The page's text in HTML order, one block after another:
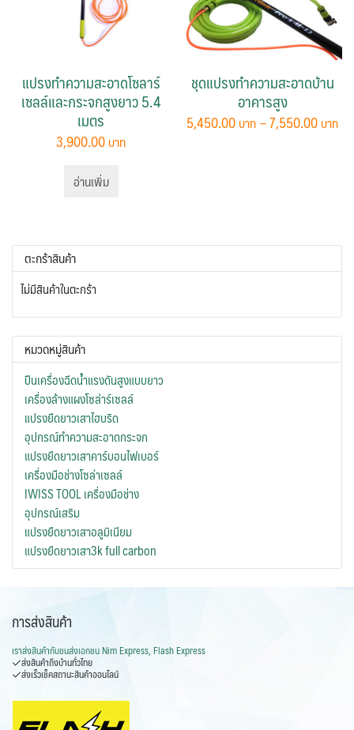
แปรงทำความสะอาดโซลาร์
เซลล์และกระจกสูงยาว 5.4
เมตร
3,900.00
อ่านเพิ่ม
ชุดแปรงทำความสะอาดบ้าน
อาคารสูง
5,450.00 –7,550.00
The
options
the
ตะกร้าสินค้า
ไม่มีสินค้าในตะกร้า
หมวดหมู่สินค้า
ปืนเครื่องฉีดน้ำแรงดันสูงแบบยาว
เครื่องล้างแผงโซล่าร์เซลล์
แปรงยืดยาวเสาไฮบริด
อุปกรณ์ทำความสะอาดกระจก
แปรงยืดยาวเสาคาร์บอนไฟเบอร์
เครื่องมือช่างโซล่าเซลล์
IWISS TOOL เครื่องมือช่าง
อุปกรณ์เสริม
แปรงยืดยาวเสาอลูมิเนียม
แปรงยืดยาวเสา3k full carbon
การส่งสินค้า
เราส่งสินค้ากับขนส่งเอกชน Nim Express, Flash Express
ส่งสินค้าถึงบ้านทั่วไทย
ส่งเร็วเช็คสถานะสินค้าออนไลน์